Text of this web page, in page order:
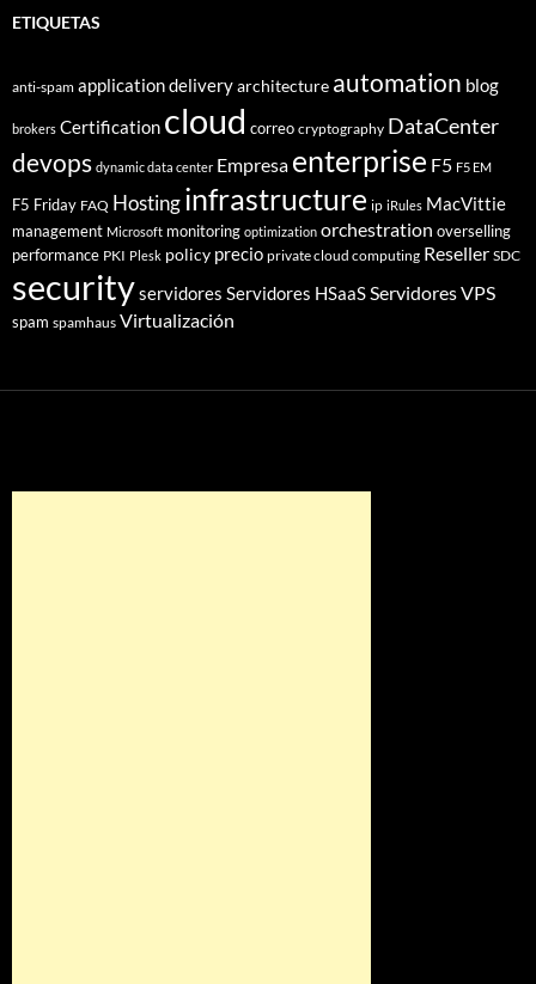
ETIQUETAS
anti-spam application deliveryarchitecture automation blog
brokers Certification cloud correo cryptography DataCenter
devops dynamic data center Empresa enterprise F5 F5 EM
F5 Friday FAQ Hostinginfrastructure ip iRules MacVittie
management Microsoft monitoring optimization orchestration overselling
performance PKI Plesk policy precio private cloud computing Reseller SDC
securityservidores Servidores HSaaSServidores VPS
spam spamhaus Virtualización